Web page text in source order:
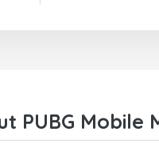
PUBG Mobile